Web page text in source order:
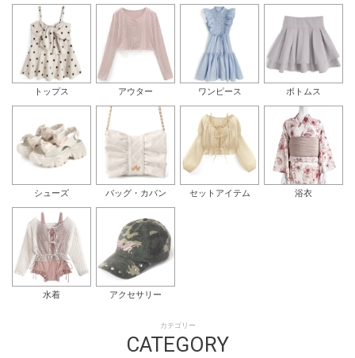
トップス アウター ワンピース ボトムス
シューズ バッグ・カバン セットアイテム 浴衣
水着 アクセサリー
カテゴリー
CATEGORY